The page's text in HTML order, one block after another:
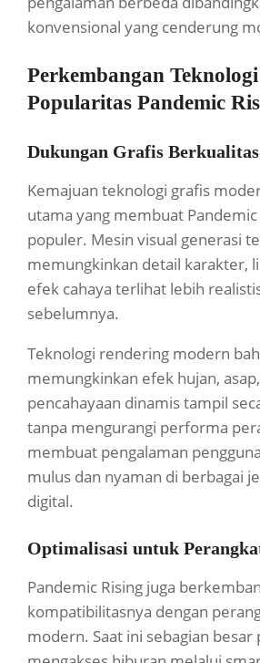
konvensional yang cenderung
Perkembangan
Popularitas Pandemic
Dukungan Grafis
Kemajuan teknologi grafis
utama yang membuat
populer. Mesin visual generasi
memungkinkan detail karakter,
efek cahaya terlihat lebih
sebelumnya.
Teknologi rendering modern
memungkinkan efek hujan,
pencahayaan dinamis tampil
tanpa mengurangi performa
membuat pengalaman
mulus dan nyaman di berbagai
digital.
Optimalisasi untuk
Pandemic Rising juga
kompatibilitasnya dengan
modern. Saat ini sebagian besar